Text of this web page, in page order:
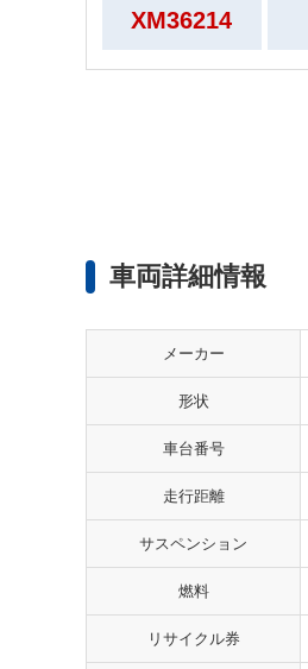
XM36214
車両詳細情報
メーカー
形状
車台番号
走行距離
サスペンション
燃料
リサイクル券